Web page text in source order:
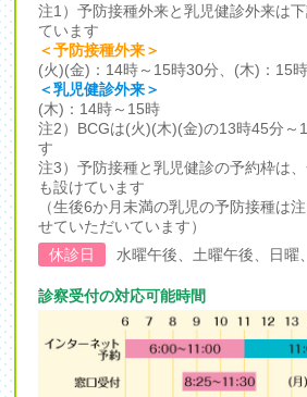
注1）予防接種外来と乳児健診外来は
ています
＜予防接種外来＞
(火)(金)：14時～15時30分、 (木)：15
＜乳児健診外来＞
(木)：14時～15時
注2）BCGは(火)(木)(金)の13時45分～
す
注3）予防接種と乳児健診の予約枠は
も設けています
（生後6か月未満の乳児の予防接種は
せていただいています）
休診日
水曜午後、土曜午後、日曜
診察受付の対応可能時間